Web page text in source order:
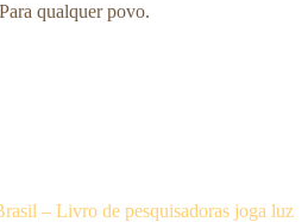
qualquer povo.
– Livro de pesquisadoras joga luz